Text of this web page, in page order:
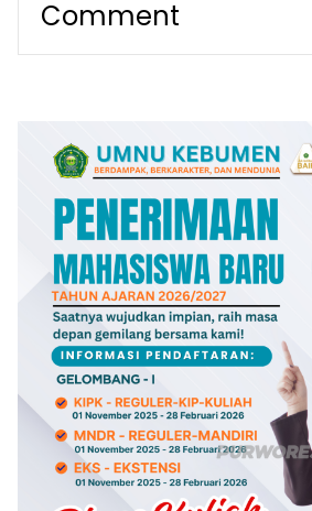
Comment